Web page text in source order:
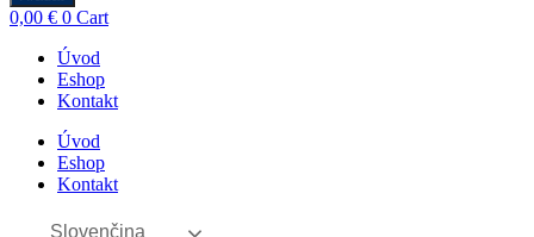
0,00 € 0 Cart
Úvod
Eshop
Kontakt
Úvod
Eshop
Kontakt
Slovenčina